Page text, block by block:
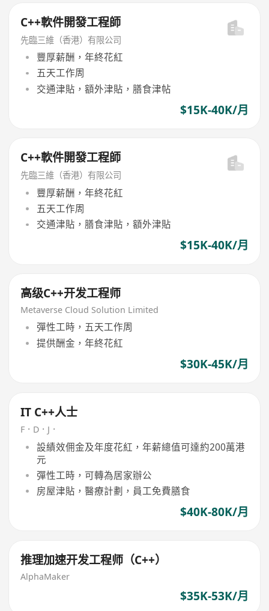
C++軟件開發工程師
先臨三維（香港）有限公司
豐厚薪酬，年終花紅
五天工作周
交通津貼，額外津貼，膳食津帖
$15K-40K/月
C++軟件開發工程師
先臨三維（香港）有限公司
豐厚薪酬，年終花紅
五天工作周
交通津貼，膳食津貼，額外津貼
$15K-40K/月
高级C++开发工程师
Metaverse Cloud Solution Limited
彈性工時，五天工作周
提供酬金，年終花紅
$30K-45K/月
IT C++人士
F．D．J．
設績效佣金及年度花紅，年薪總值可達約200萬港
元
彈性工時，可轉為居家辦公
房屋津貼，醫療計劃，員工免費膳食
$40K-80K/月
推理加速开发工程师（C++）
AlphaMaker
$35K-53K/月